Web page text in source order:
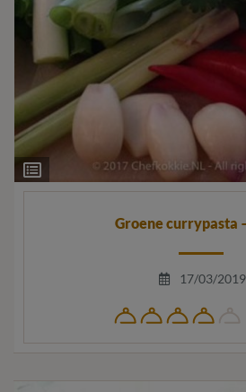
Ingrediëntenlijst
Groene currypasta
17/03/2019